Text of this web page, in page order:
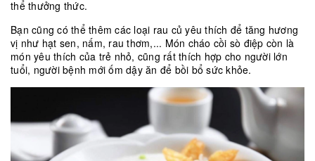
thể thưởng thức.
Bạn cũng có thể thêm các loại rau củ yêu thích để tăng hương
vị như hạt sen, nấm, rau thơm,... Món cháo cồi sò điệp còn là
món yêu thích của trẻ nhỏ, cũng rất thích hợp cho người lớn
tuổi, người bệnh mới ốm dậy ăn để bồi bổ sức khỏe.